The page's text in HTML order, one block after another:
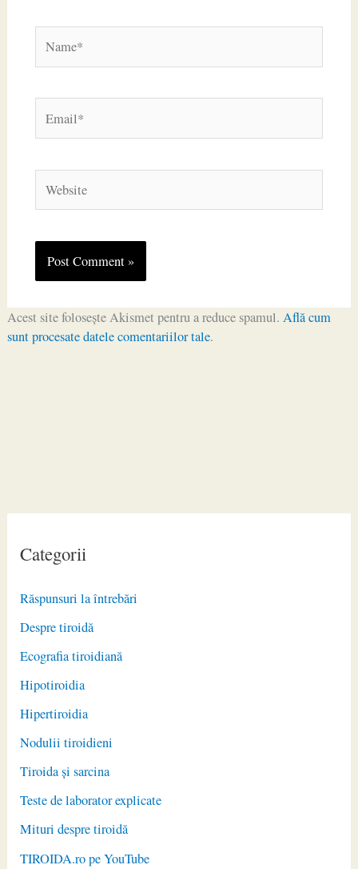
Categorii
Răspunsuri la întrebări
Despre tiroidă
Ecografia tiroidiană
Hipotiroidia
Hipertiroidia
Nodulii tiroidieni
Tiroida și sarcina
Teste de laborator explicate
Mituri despre tiroidă
TIROIDA.ro pe YouTube
Acest site folosește Akismet pentru a reduce spamul. Află cum
sunt procesate datele comentariilor tale.